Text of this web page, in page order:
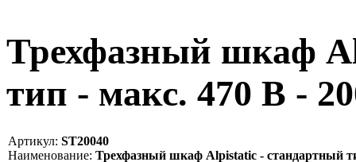
Трехфазный шкаф
тип - макс. 470 В -
Артикул: ST20040
Наименование: Трехфазный шкаф Alpistatic - стандартный